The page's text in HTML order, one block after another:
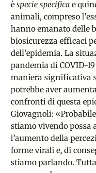
èspecie specifica e
animali, compreso
hanno emanato delle
biosicurezza efficaci
dell’epidemia. La
pandemia di COVID-
maniera significativa
potrebbe aver
confronti di questa
Giovagnoli:
stiamo vivendo possa
l’aumento della
forme virali e, di
stiamo parlando.